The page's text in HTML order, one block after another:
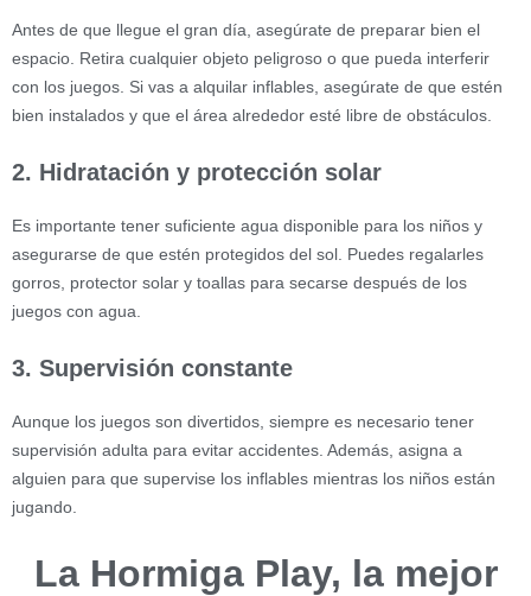
Antes de que llegue el gran día, asegúrate de preparar bien el
espacio. Retira cualquier objeto peligroso o que pueda interferir
con los juegos. Si vas a alquilar inflables, asegúrate de que estén
bien instalados y que el área alrededor esté libre de obstáculos.
2. Hidratación y protección solar
Es importante tener suficiente agua disponible para los niños y
asegurarse de que estén protegidos del sol. Puedes regalarles
gorros, protector solar y toallas para secarse después de los
juegos con agua.
3. Supervisión constante
Aunque los juegos son divertidos, siempre es necesario tener
supervisión adulta para evitar accidentes. Además, asigna a
alguien para que supervise los inflables mientras los niños están
jugando.
La Hormiga Play, la mejor